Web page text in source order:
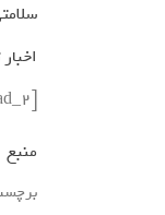
منبع